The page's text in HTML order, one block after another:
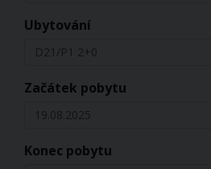
Ubytování
D21/P1 2+0
Začátek pobytu
19.08.2025
Konec pobytu